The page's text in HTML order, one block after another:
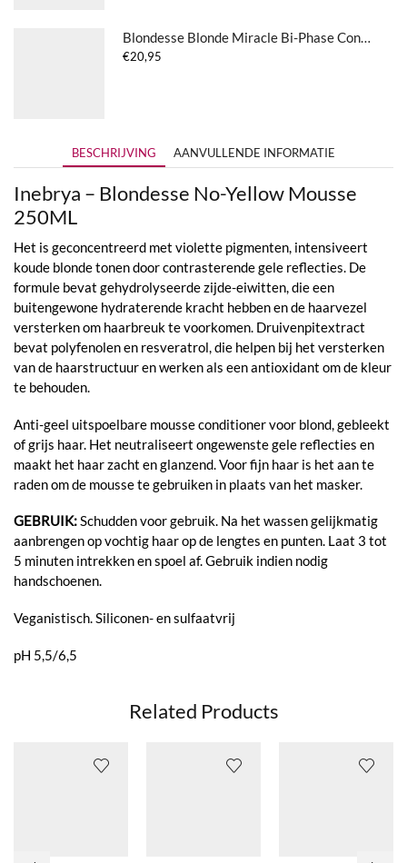
Blondesse Blonde Miracle Bi-Phase Conditioner
€20,95
BESCHRIJVING AANVULLENDE INFORMATIE
Inebrya – Blondesse No-Yellow Mousse
250ML
Het is geconcentreerd met violette pigmenten, intensiveert
koude blonde tonen door contrasterende gele reflecties. De
formule bevat gehydrolyseerde zijde-eiwitten, die een
buitengewone hydraterende kracht hebben en de haarvezel
versterken om haarbreuk te voorkomen. Druivenpitextract
bevat polyfenolen en resveratrol, die helpen bij het versterken
van de haarstructuur en werken als een antioxidant om de kleur
te behouden.
Anti-geel uitspoelbare mousse conditioner voor blond, gebleekt
of grijs haar. Het neutraliseert ongewenste gele reflecties en
maakt het haar zacht en glanzend. Voor fijn haar is het aan te
raden om de mousse te gebruiken in plaats van het masker.
GEBRUIK:Schudden voor gebruik. Na het wassen gelijkmatig
aanbrengen op vochtig haar op de lengtes en punten. Laat 3 tot
5 minuten intrekken en spoel af. Gebruik indien nodig
handschoenen.
Veganistisch. Siliconen- en sulfaatvrij
pH 5,5/6,5
Related Products